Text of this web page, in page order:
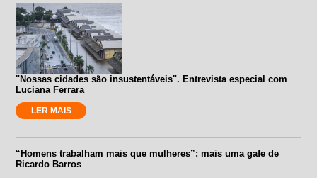
"Nossas cidades são insustentáveis". Entrevista especial com
Luciana Ferrara
LER MAIS
“Homens trabalham mais que mulheres”: mais uma gafe de
Ricardo Barros